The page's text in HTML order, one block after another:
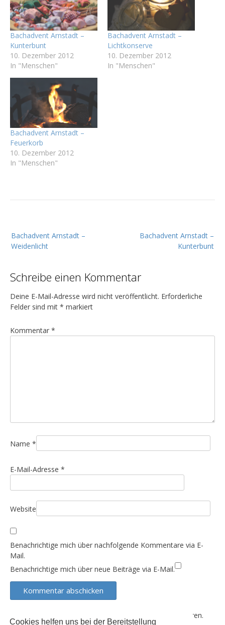
Cookies helfen uns bei der Bereitstellung
Bachadvent Arnstadt –
Kunterbunt
10. Dezember 2012
In "Menschen"
Bachadvent Arnstadt –
Lichtkonserve
10. Dezember 2012
In "Menschen"
Bachadvent Arnstadt –
Feuerkorb
10. Dezember 2012
In "Menschen"
e
i
t
r
a
g
s
n
t
i
o
n
Bachadvent Arnstadt –
Kunterbunt
Bachadvent Arnstadt –
Weidenlicht
Schreibe einen Kommentar
Deine E-Mail-Adresse wird nicht veröffentlicht. Erforderliche
Felder sind mit * markiert
Kommentar *
Name *
E-Mail-Adresse *
Website
Benachrichtige mich über nachfolgende Kommentare via E-
Mail.
Benachrichtige mich über neue Beiträge via E-Mail.
Diese Website verwendet Akismet, um Spam zu reduzieren.